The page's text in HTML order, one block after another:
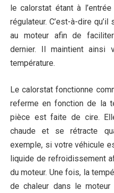
le calorstat étant à
régulateur. C’est-à-dire
au moteur afin de
dernier. Il maintient ainsi
température.
Le calorstat fonctionne
referme en fonction de la
pièce est faite de cire.
chaude et se rétracte
exemple, si votre véhicule
liquide de refroidissement
du moteur. Une fois, la
de chaleur dans le